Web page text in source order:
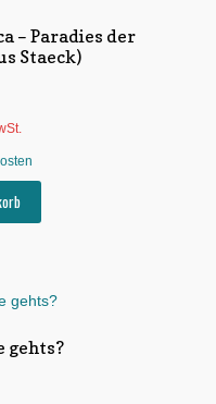
– Paradies der
Staeck)
gehts?